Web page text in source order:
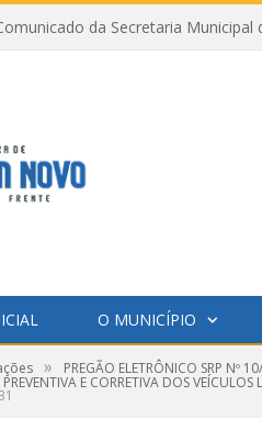
da Secretaria Municipal
O MUNICÍPIO
» PREGÃO ELETRÔNICO SRP Nº
E CORRETIVA DOS